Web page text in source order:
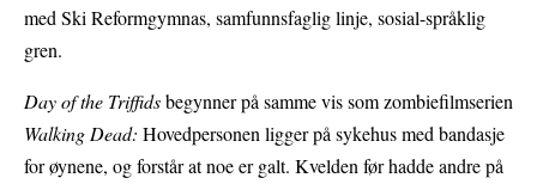
med Ski Reformgymnas, samfunnsfaglig linje, sosial-språklig
gren.
Day of the Triffidsbegynner på samme vis som zombiefilmserien
Walking Dead: Hovedpersonen ligger på sykehus med bandasje
for øynene, og forstår at noe er galt. Kvelden før hadde andre på